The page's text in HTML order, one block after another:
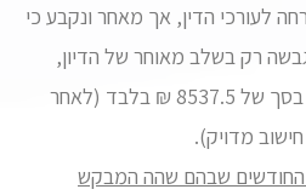
טרחה לעורכי הדין, אך מאחר ונקבע כי
רק בשלב מאוחר של הדיון,
נפסק לנאשם פיצוי בסך של 8537.5 ₪ בלבד (לאחר
מדויק).
החודשים שבהם שהה המבקש